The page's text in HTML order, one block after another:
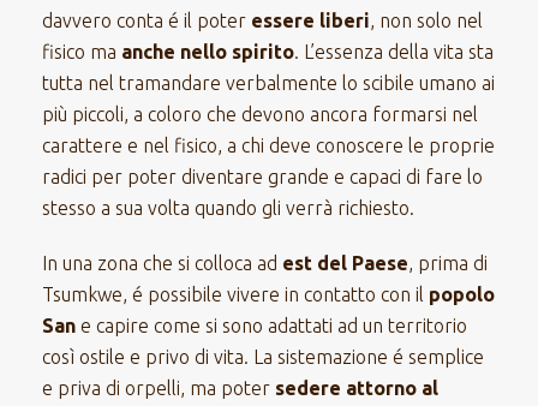
davvero conta é il poter essere liberi, non solo nel
fisico ma anche nello spirito. L’essenza della vita sta
tutta nel tramandare verbalmente lo scibile umano ai
più piccoli, a coloro che devono ancora formarsi nel
carattere e nel fisico, a chi deve conoscere le proprie
radici per poter diventare grande e capaci di fare lo
stesso a sua volta quando gli verrà richiesto.
In una zona che si colloca ad est del Paese, prima di
Tsumkwe, é possibile vivere in contatto con il popolo
San e capire come si sono adattati ad un territorio
così ostile e privo di vita. La sistemazione é semplice
e priva di orpelli, ma poter sedere attorno al